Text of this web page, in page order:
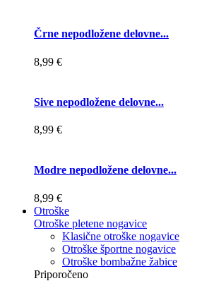
Črne nepodložene delovne...
8,99 €
Sive nepodložene delovne...
8,99 €
Modre nepodložene delovne...
8,99 €
Otroške
Otroške pletene nogavice
Klasične otroške nogavice
Otroške športne nogavice
Otroške bombažne žabice
Priporočeno